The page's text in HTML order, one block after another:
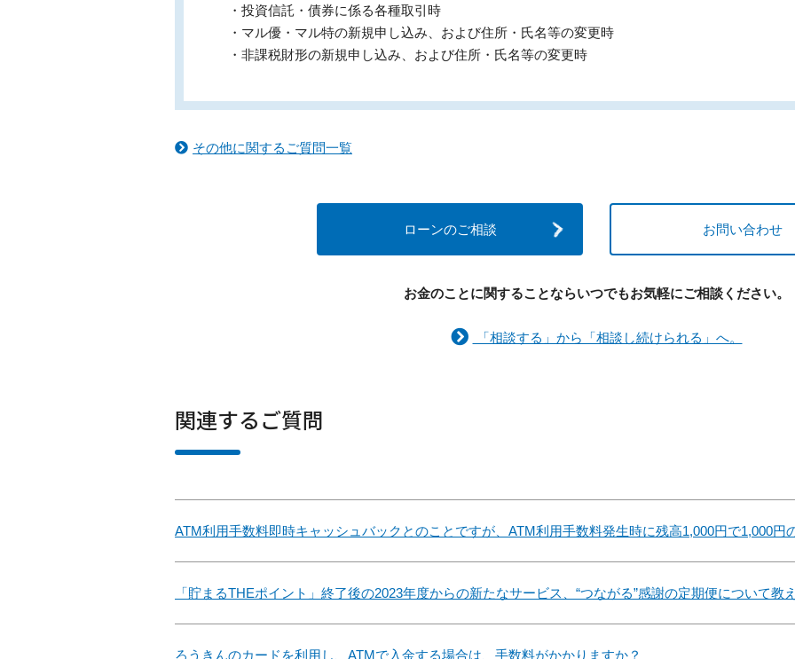
・投資信託・債券に係る各種取引時
・マル優・マル特の新規申し込み、および住所・氏名等の変更時
・非課税財形の新規申し込み、および住所・氏名等の変更時
その他に関するご質問一覧
ローンのご相談 お問い合わせ
お金のことに関することならいつでもお気軽にご相談ください。
「相談する」から「相談し続けられる」へ。
関連するご質問
ATM利用手数料即時キャッシュバックとのことですが、ATM利用手数料発生時に残高1,000円で1,000円
「貯まるTHEポイント」終了後の2023年度からの新たなサービス、“つながる”感謝の定期便について教
ろうきんのカードを利用し、ATMで入金する場合は、手数料がかかりますか？